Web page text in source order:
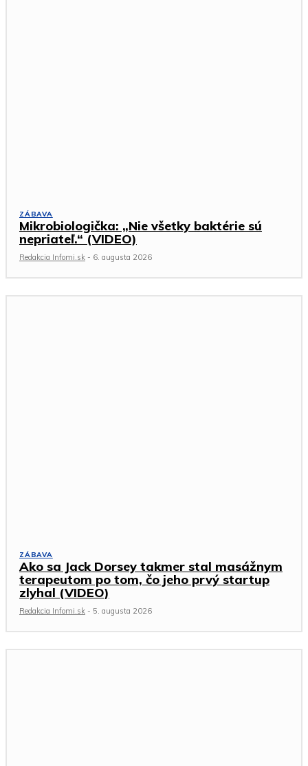
ZÁBAVA
Mikrobiologička: „Nie všetky baktérie sú
nepriateľ.“ (VIDEO)
Redakcia Infomi.sk - 6. augusta 2026
ZÁBAVA
Ako sa Jack Dorsey takmer stal masážnym
terapeutom po tom, čo jeho prvý startup
zlyhal (VIDEO)
Redakcia Infomi.sk - 5. augusta 2026